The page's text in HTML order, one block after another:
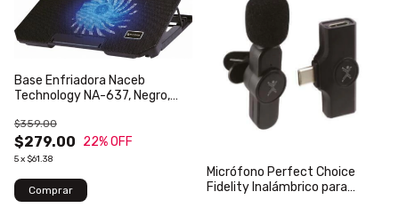
Base Enfriadora Naceb
Technology NA-637, Negro,
$279.00
$359.00
22% OFF
5x $61.38
Micrófono Perfect Choice
Fidelity Inalámbrico para